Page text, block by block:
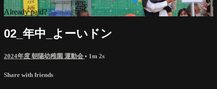
Already paid?Sign in
02_年中_よーいドン
2024年度 朝陽幼稚園 運動会 • 1m 2s
Share with friends